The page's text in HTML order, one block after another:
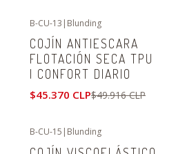
B-CU-13 | Blunding
COJÍN ANTIESCARA
FLOTACIÓN SECA TPU
| CONFORT DIARIO
$45.370 CLP$49.916 CLP
B-CU-15 | Blunding